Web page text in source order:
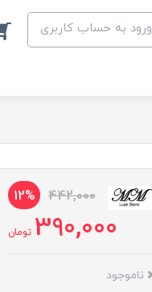
ورود به حساب کاربری
442,000
12%
390,000 تومان
ناموجود